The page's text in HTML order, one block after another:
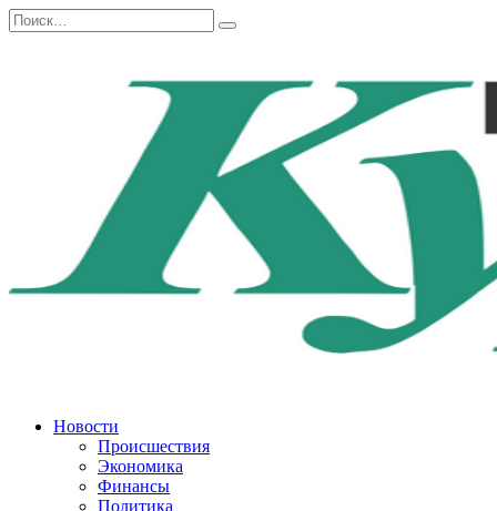
Перейти
к
Search
for:
Новости
Происшествия
Экономика
Финансы
Политика